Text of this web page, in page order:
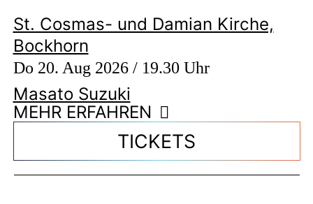
St. Cosmas- und Damian Kirche,
Bockhorn
Do 20. Aug 2026 / 19.30 Uhr
Masato Suzuki
TICKETS
MEHR ERFAHREN